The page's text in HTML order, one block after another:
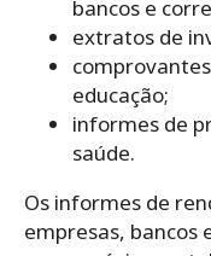
bancos e
extratos de
educação;
informes de
saúde.
Os informes de
empresas, bancos